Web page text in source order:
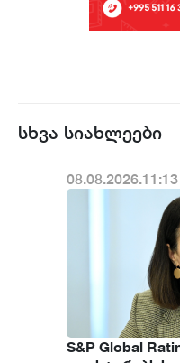
სხვა სიახლეები
08.08.2026.11:13
S&P Global